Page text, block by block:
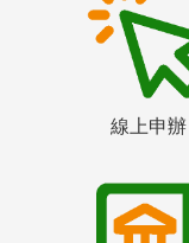
線上申辦